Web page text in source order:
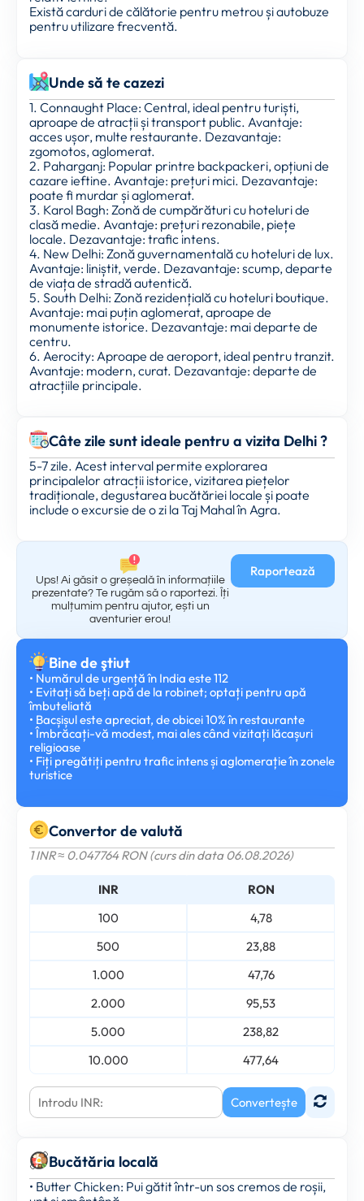
Există carduri de călătorie pentru metrou și autobuze
pentru utilizare frecventă.
Unde să te cazezi
1. Connaught Place: Central, ideal pentru turiști,
aproape de atracții și transport public. Avantaje:
acces ușor, multe restaurante. Dezavantaje:
zgomotos, aglomerat.
2. Paharganj: Popular printre backpackeri, opțiuni de
cazare ieftine. Avantaje: prețuri mici. Dezavantaje:
poate fi murdar și aglomerat.
3. Karol Bagh: Zonă de cumpărături cu hoteluri de
clasă medie. Avantaje: prețuri rezonabile, piețe
locale. Dezavantaje: trafic intens.
4. New Delhi: Zonă guvernamentală cu hoteluri de lux.
Avantaje: liniștit, verde. Dezavantaje: scump, departe
de viața de stradă autentică.
5. South Delhi: Zonă rezidențială cu hoteluri boutique.
Avantaje: mai puțin aglomerat, aproape de
monumente istorice. Dezavantaje: mai departe de
centru.
6. Aerocity: Aproape de aeroport, ideal pentru tranzit.
Avantaje: modern, curat. Dezavantaje: departe de
atracțiile principale.
Câte zile sunt ideale pentru a vizita Delhi ?
5-7 zile. Acest interval permite explorarea
principalelor atracții istorice, vizitarea piețelor
tradiționale, degustarea bucătăriei locale și poate
include o excursie de o zi la Taj Mahal în Agra.
Ups! Ai găsit o greșeală în informațiile
prezentate? Te rugăm să o raportezi. Îți
mulțumim pentru ajutor, ești un
aventurier erou!
Raportează
Bine de ştiut
• Numărul de urgență în India este 112
• Evitați să beți apă de la robinet; optați pentru apă
îmbuteliată
• Bacșișul este apreciat, de obicei 10% în restaurante
• Îmbrăcați-vă modest, mai ales când vizitați lăcașuri
religioase
• Fiți pregătiți pentru trafic intens și aglomerație în zonele
turistice
Convertor de valută
1 INR ≈ 0.047764 RON (curs din data 06.08.2026)
INR
RON
100
4,78
500
23,88
1.000
47,76
2.000
95,53
5.000
238,82
10.000
477,64
Convertește
Bucătăria locală
• Butter Chicken: Pui gătit într-un sos cremos de roșii,